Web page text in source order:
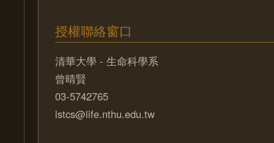
授權聯絡窗口
清華大學 - 生命科學系
曾晴賢
03-5742765
lstcs@life.nthu.edu.tw